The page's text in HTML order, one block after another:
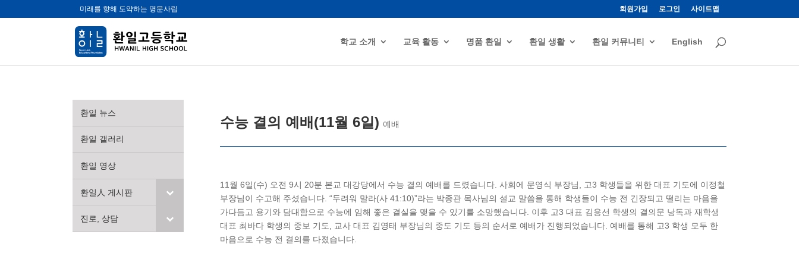
미래를 향해 도약하는 명문사립 회원가입 로그인 사이트맵
학교 소개 교육 활동 명품 환일 환일 생활 환일 커뮤니티 English
수능 결의 예배(11월 6일) 예배
11월 6일(수) 오전 9시 20분 본교 대강당에서 수능 결의 예배를 드렸습니다. 사회에 문영식 부장님, 고3 학생들을 위한 대표 기도에 이정철
부장님이 수고해 주셨습니다. “두려워 말라(사 41:10)”라는 박종관 목사님의 설교 말씀을 통해 학생들이 수능 전 긴장되고 떨리는 마음을
가다듬고 용기와 담대함으로 수능에 임해 좋은 결실을 맺을 수 있기를 소망했습니다. 이후 고3 대표 김용선 학생의 결의문 낭독과 재학생
대표 최바다 학생의 중보 기도, 교사 대표 김영태 부장님의 중도 기도 등의 순서로 예배가 진행되었습니다. 예배를 통해 고3 학생 모두 한
마음으로 수능 전 결의를 다졌습니다.
환일 뉴스
환일 갤러리
환일 영상
환일人 게시판
진로, 상담